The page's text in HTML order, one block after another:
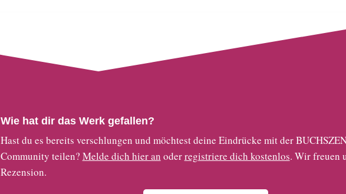
Wie hat dir das Werk gefallen?
Hast du es bereits verschlungen und möchtest deine Eindrücke mit der
Community teilen? Melde dich hier an oderregistriere dich kostenlos. Wir freuen
Rezension.